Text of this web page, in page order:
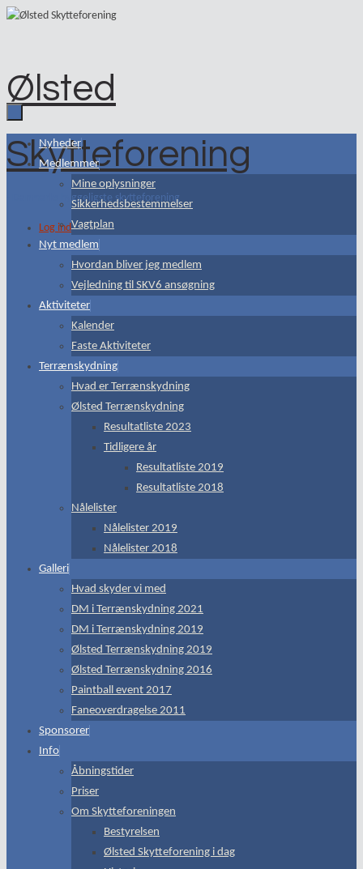
Skip
Ølsted
Skytteforening
- Danmarks hyggeligste skytteforening
Log ind
Skip
to
Nyheder
Medlemmer
Mine oplysninger
Sikkerhedsbestemmelser
Vagtplan
Nyt medlem
Hvordan bliver jeg medlem
Vejledning til SKV6 ansøgning
Aktiviteter
Kalender
Faste Aktiviteter
Terrænskydning
Hvad er Terrænskydning
Ølsted Terrænskydning
Resultatliste 2023
Tidligere år
Resultatliste 2019
Resultatliste 2018
Nålelister
Nålelister 2019
Nålelister 2018
Galleri
Hvad skyder vi med
DM i Terrænskydning 2021
DM i Terrænskydning 2019
Ølsted Terrænskydning 2019
Ølsted Terrænskydning 2016
Paintball event 2017
Faneoverdragelse 2011
Sponsorer
Info
Åbningstider
Priser
Om Skytteforeningen
Bestyrelsen
Ølsted Skytteforening i dag